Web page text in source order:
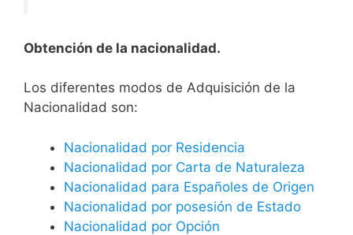
Obtención de la nacionalidad.
​​​Los diferentes modos de Adquisición de la
Nacionalidad son:
Nacionalidad por Residencia
Nacionalidad por Carta de Naturaleza
Nacionalidad para Españoles de Origen
Nacionalidad por posesión de Estado
Nacionalidad por Opción